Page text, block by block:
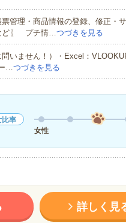
管理・商品情報の登録、修正・
ど〖 プチ情…つづきを見る
いません！）・Excel：
…つづきを見る
比率
女性
詳しく見